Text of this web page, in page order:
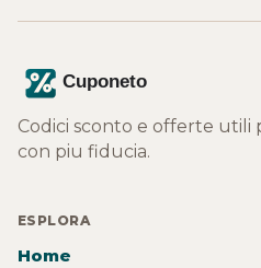
Codici sconto e offerte utili
con piu fiducia.
ESPLORA
Home